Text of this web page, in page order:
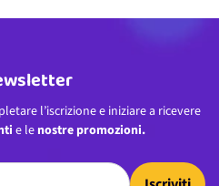
l’iscrizione e iniziare a ricevere
e le nostre promozioni.